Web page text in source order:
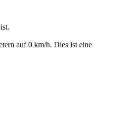
auf 0 km/h. Dies ist eine